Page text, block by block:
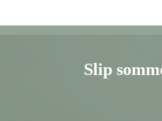
Slip